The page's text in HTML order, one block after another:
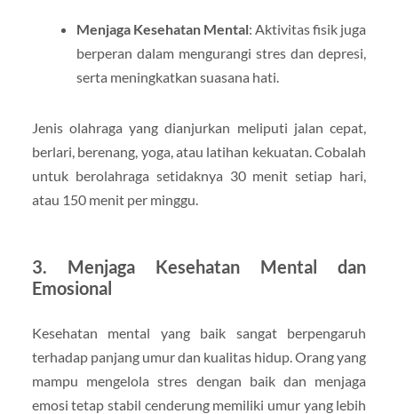
Menjaga Kesehatan Mental: Aktivitas fisik juga
berperan dalam mengurangi stres dan depresi,
serta meningkatkan suasana hati.
Jenis olahraga yang dianjurkan meliputi jalan cepat,
berlari, berenang, yoga, atau latihan kekuatan. Cobalah
untuk berolahraga setidaknya 30 menit setiap hari,
atau 150 menit per minggu.
3. Menjaga Kesehatan Mental dan
Emosional
Kesehatan mental yang baik sangat berpengaruh
terhadap panjang umur dan kualitas hidup. Orang yang
mampu mengelola stres dengan baik dan menjaga
emosi tetap stabil cenderung memiliki umur yang lebih